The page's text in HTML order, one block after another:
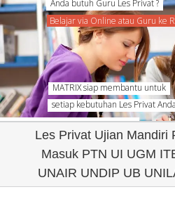
setiap kebutuhan Les Privat
Les Privat Ujian Mandiri
Masuk PTN UI UGM
UNAIR UNDIP UB